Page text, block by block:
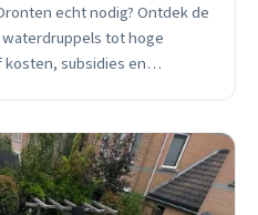
echt nodig? Ontdek de
tot hoge
subsidies en